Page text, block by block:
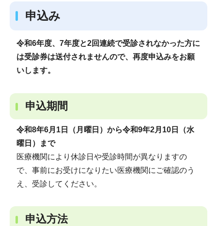
申込み
令和6年度、7年度と2回連続で受診されなかった方に
は受診券は送付されませんので、再度申込みをお願
いします。
申込期間
令和8年6月1日（月曜日）から令和9年2月10日（水
曜日）まで
医療機関により休診日や受診時間が異なりますの
で、事前にお受けになりたい医療機関にご確認のう
え、受診してください。
申込方法